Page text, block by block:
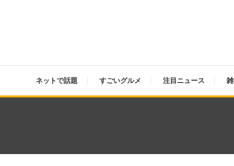
ネットで話題 すごいグルメ 注目ニュース